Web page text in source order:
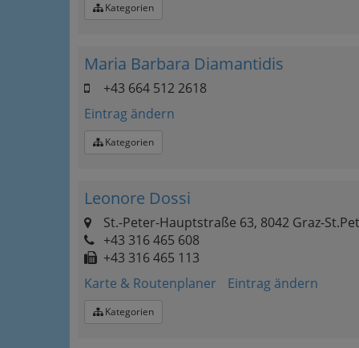
Kategorien
Maria Barbara Diamantidis
+43 664 512 2618
Eintrag ändern
Kategorien
Leonore Dossi
St.-Peter-Hauptstraße 63, 8042 Graz-
+43 316 465 608
+43 316 465 113
Karte & Routenplaner
Eintrag ändern
Kategorien